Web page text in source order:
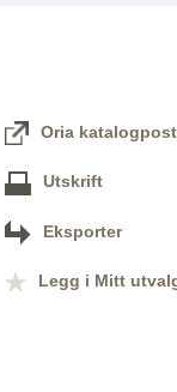
Oria katalogpost
Utskrift
Eksporter
Legg i Mitt